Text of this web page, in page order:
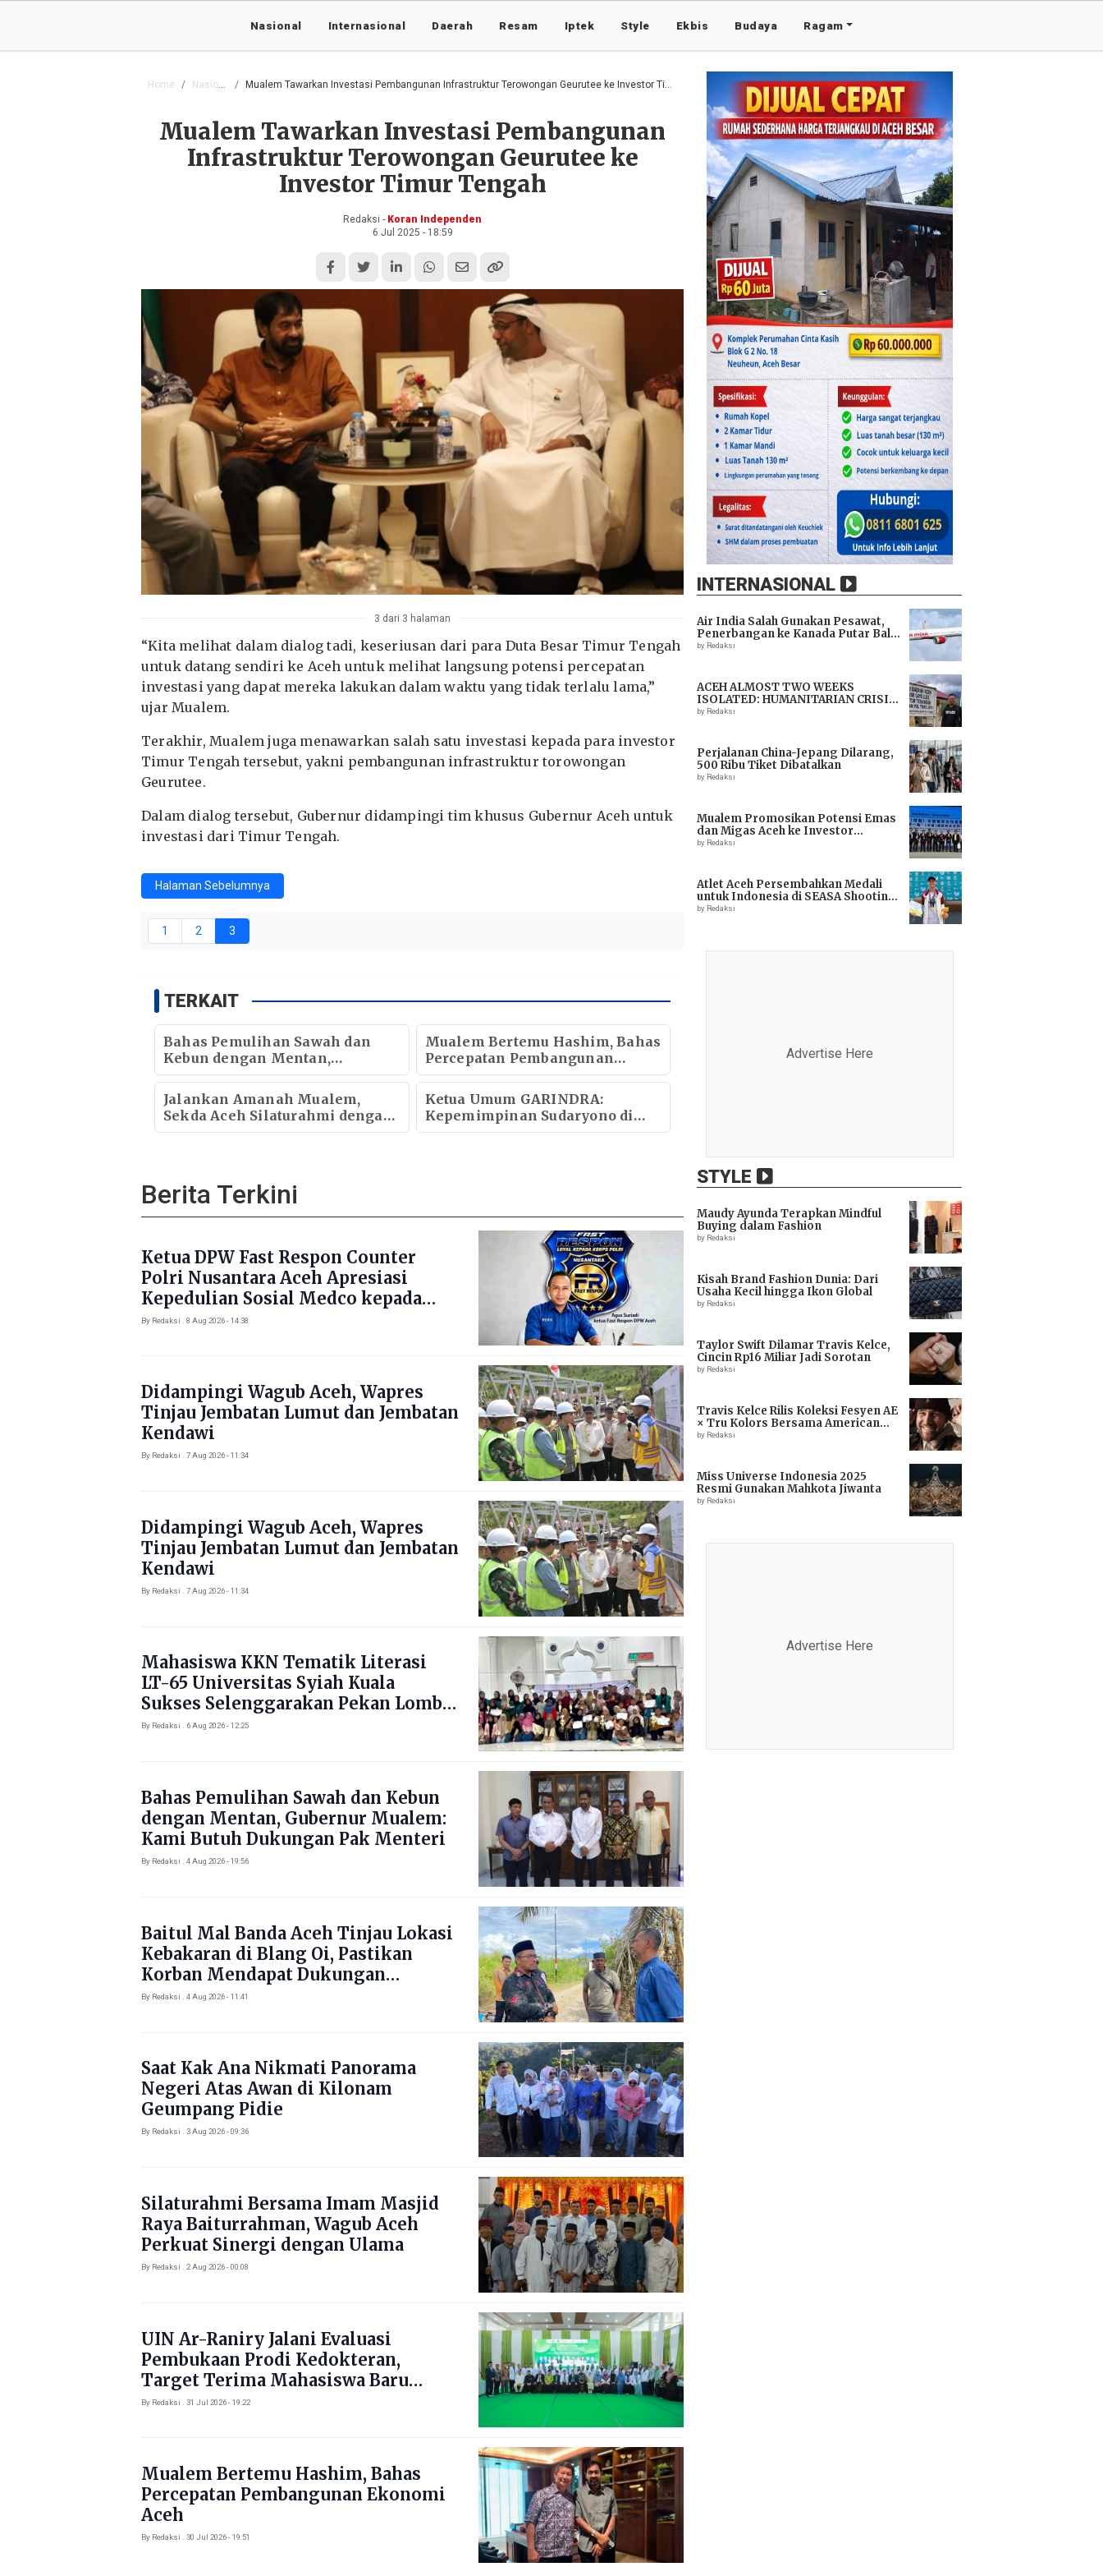
Nasional Internasional Daerah Resam Iptek Style Ekbis Budaya Ragam
Home Nasional Mualem Tawarkan Investasi Pembangunan Infrastruktur Terowongan Geurutee ke Investor Timur Tengah
Mualem Tawarkan Investasi Pembangunan
Infrastruktur Terowongan Geurutee ke
Investor Timur Tengah
Redaksi - Koran Independen
6 Jul 2025 - 18:59
3 dari 3 halaman
“Kita melihat dalam dialog tadi, keseriusan dari para Duta Besar Timur Tengah
untuk datang sendiri ke Aceh untuk melihat langsung potensi percepatan
investasi yang dapat mereka lakukan dalam waktu yang tidak terlalu lama,”
ujar Mualem.
Terakhir, Mualem juga menawarkan salah satu investasi kepada para investor
Timur Tengah tersebut, yakni pembangunan infrastruktur torowongan
Geurutee.
Dalam dialog tersebut, Gubernur didampingi tim khusus Gubernur Aceh untuk
investasi dari Timur Tengah.
Halaman Sebelumnya
1 2 3
TERKAIT
Bahas Pemulihan Sawah dan
Kebun dengan Mentan,
Gubernur Mualem: Kami Butuh
Dukungan Pak Menteri
Mualem Bertemu Hashim, Bahas
Percepatan Pembangunan
Ekonomi Aceh
Jalankan Amanah Mualem,
Sekda Aceh Silaturahmi dengan
Kapolda Aceh
Ketua Umum GARINDRA:
Kepemimpinan Sudaryono di
Badan Gizi Nasional
Berita Terkini
Ketua DPW Fast Respon Counter
Polri Nusantara Aceh Apresiasi
Kepedulian Sosial Medco kepada
Masyarakat Aceh Timur
By Redaksi . 8 Aug 2026 - 14:38
Didampingi Wagub Aceh, Wapres
Tinjau Jembatan Lumut dan Jembatan
Kendawi
By Redaksi . 7 Aug 2026 - 11:34
Didampingi Wagub Aceh, Wapres
Tinjau Jembatan Lumut dan Jembatan
Kendawi
By Redaksi . 7 Aug 2026 - 11:34
Mahasiswa KKN Tematik Literasi
LT-65 Universitas Syiah Kuala
Sukses Selenggarakan Pekan Lomba
Literasi di Gampong Rhieng Blang
By Redaksi . 6 Aug 2026 - 12:25
Bahas Pemulihan Sawah dan Kebun
dengan Mentan, Gubernur Mualem:
Kami Butuh Dukungan Pak Menteri
By Redaksi . 4 Aug 2026 - 19:56
Baitul Mal Banda Aceh Tinjau Lokasi
Kebakaran di Blang Oi, Pastikan
Korban Mendapat Dukungan
Kebutuhan Pokok
By Redaksi . 4 Aug 2026 - 11:41
Saat Kak Ana Nikmati Panorama
Negeri Atas Awan di Kilonam
Geumpang Pidie
By Redaksi . 3 Aug 2026 - 09:36
Silaturahmi Bersama Imam Masjid
Raya Baiturrahman, Wagub Aceh
Perkuat Sinergi dengan Ulama
By Redaksi . 2 Aug 2026 - 00:08
UIN Ar-Raniry Jalani Evaluasi
Pembukaan Prodi Kedokteran,
Target Terima Mahasiswa Baru
Tahun Ini
By Redaksi . 31 Jul 2026 - 19:22
Mualem Bertemu Hashim, Bahas
Percepatan Pembangunan Ekonomi
Aceh
By Redaksi . 30 Jul 2026 - 19:51
INTERNASIONAL
Air India Salah Gunakan Pesawat,
Penerbangan ke Kanada Putar Balik
Setelah 9 Jam di Udara
by Redaksi
ACEH ALMOST TWO WEEKS
ISOLATED: HUMANITARIAN CRISIS
THREATENS LIVES, IMMEDIATE
by Redaksi
Perjalanan China-Jepang Dilarang,
500 Ribu Tiket Dibatalkan
by Redaksi
Mualem Promosikan Potensi Emas
dan Migas Aceh ke Investor
Tiongkok
by Redaksi
Atlet Aceh Persembahkan Medali
untuk Indonesia di SEASA Shooting
Championship 2025
by Redaksi
Advertise Here
STYLE
Maudy Ayunda Terapkan Mindful
Buying dalam Fashion
by Redaksi
Kisah Brand Fashion Dunia: Dari
Usaha Kecil hingga Ikon Global
by Redaksi
Taylor Swift Dilamar Travis Kelce,
Cincin Rp16 Miliar Jadi Sorotan
by Redaksi
Travis Kelce Rilis Koleksi Fesyen AE
× Tru Kolors Bersama American
Eagle
by Redaksi
Miss Universe Indonesia 2025
Resmi Gunakan Mahkota Jiwanta
by Redaksi
Advertise Here